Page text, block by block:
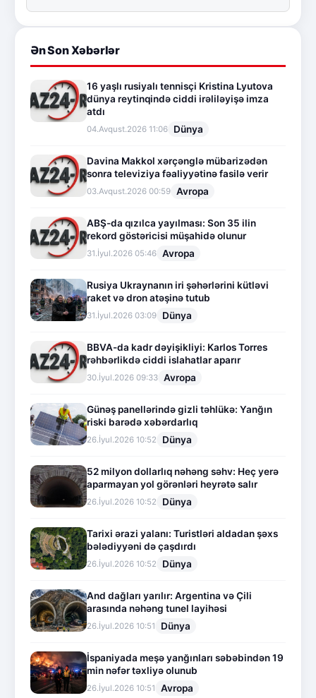
Ən Son Xəbərlər
16 yaşlı rusiyalı tennisçi Kristina Lyutova
dünya reytinqində ciddi irəliləyişə imza
atdı
04.Avqust.2026 11:06 Dünya
Davina Makkol xərçənglə mübarizədən
sonra televiziya fəaliyyətinə fasilə verir
03.Avqust.2026 00:59 Avropa
ABŞ-da qızılca yayılması: Son 35 ilin
rekord göstəricisi müşahidə olunur
31.İyul.2026 05:46 Avropa
Rusiya Ukraynanın iri şəhərlərini kütləvi
raket və dron atəşinə tutub
31.İyul.2026 03:09 Dünya
BBVA-da kadr dəyişikliyi: Karlos Torres
rəhbərlikdə ciddi islahatlar aparır
30.İyul.2026 09:33 Avropa
Günəş panellərində gizli təhlükə: Yanğın
riski barədə xəbərdarlıq
26.İyul.2026 10:52 Dünya
52 milyon dollarlıq nəhəng səhv: Heç yerə
aparmayan yol görənləri heyrətə salır
26.İyul.2026 10:52 Dünya
Tarixi ərazi yalanı: Turistləri aldadan şəxs
bələdiyyəni də çaşdırdı
26.İyul.2026 10:52 Dünya
And dağları yarılır: Argentina və Çili
arasında nəhəng tunel layihəsi
26.İyul.2026 10:51 Dünya
İspaniyada meşə yanğınları səbəbindən 19
min nəfər təxliyə olunub
26.İyul.2026 10:51 Avropa